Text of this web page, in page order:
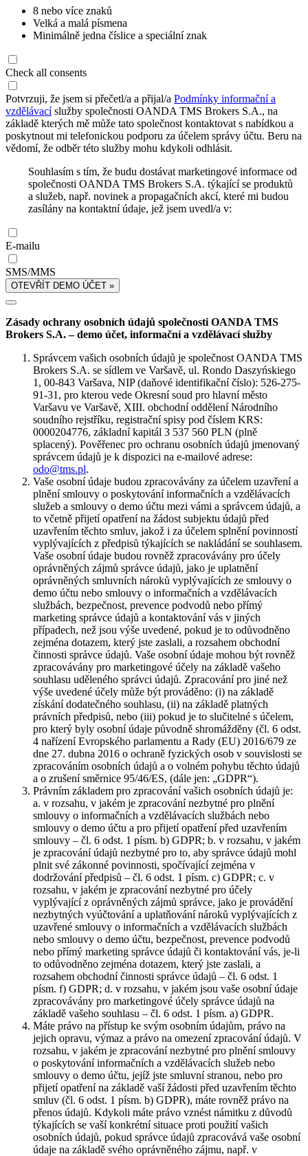
8 nebo více znaků
Velká a malá písmena
Minimálně jedna číslice a speciální znak
Check all consents
Potvrzuji, že jsem si přečetl/a a přijal/a Podmínky informační a
vzdělávacíslužby společnosti OANDA TMS Brokers S.A., na
základě kterých mě může tato společnost kontaktovat s nabídkou a
poskytnout mi telefonickou podporu za účelem správy účtu. Beru na
vědomí, že odběr této služby mohu kdykoli odhlásit.
Souhlasím s tím, že budu dostávat marketingové informace od
společnosti OANDA TMS Brokers S.A. týkající se produktů
a služeb, např. novinek a propagačních akcí, které mi budou
zasílány na kontaktní údaje, jež jsem uvedl/a v:
E-mailu
SMS/MMS
OTEVŘÍT DEMO ÚČET »
Zásady ochrany osobních údajů společnosti OANDA TMS
Brokers S.A. – demo účet, informační a vzdělávací služby
Správcem vašich osobních údajů je společnost OANDA TMS
Brokers S.A. se sídlem ve Varšavě, ul. Rondo Daszyńskiego
1, 00-843 Varšava, NIP (daňové identifikační číslo): 526-275-
91-31, pro kterou vede Okresní soud pro hlavní město
Varšavu ve Varšavě, XIII. obchodní oddělení Národního
soudního rejstříku, registrační spisy pod číslem KRS:
0000204776, základní kapitál 3 537 560 PLN (plně
splacený). Pověřenec pro ochranu osobních údajů jmenovaný
správcem údajů je k dispozici na e-mailové adrese:
odo@tms.pl.
Vaše osobní údaje budou zpracovávány za účelem uzavření a
plnění smlouvy o poskytování informačních a vzdělávacích
služeb a smlouvy o demo účtu mezi vámi a správcem údajů, a
to včetně přijetí opatření na žádost subjektu údajů před
uzavřením těchto smluv, jakož i za účelem splnění povinností
vyplývajících z předpisů týkajících se nakládání se souhlasem.
Vaše osobní údaje budou rovněž zpracovávány pro účely
oprávněných zájmů správce údajů, jako je uplatnění
oprávněných smluvních nároků vyplývajících ze smlouvy o
demo účtu nebo smlouvy o informačních a vzdělávacích
službách, bezpečnost, prevence podvodů nebo přímý
marketing správce údajů a kontaktování vás v jiných
případech, než jsou výše uvedené, pokud je to odůvodněno
zejména dotazem, který jste zaslali, a rozsahem obchodní
činnosti správce údajů. Vaše osobní údaje mohou být rovněž
zpracovávány pro marketingové účely na základě vašeho
souhlasu uděleného správci údajů. Zpracování pro jiné než
výše uvedené účely může být prováděno: (i) na základě
získání dodatečného souhlasu, (ii) na základě platných
právních předpisů, nebo (iii) pokud je to slučitelné s účelem,
pro který byly osobní údaje původně shromážděny (čl. 6 odst.
4 nařízení Evropského parlamentu a Rady (EU) 2016/679 ze
dne 27. dubna 2016 o ochraně fyzických osob v souvislosti se
zpracováním osobních údajů a o volném pohybu těchto údajů
a o zrušení směrnice 95/46/ES, (dále jen: „GDPR“).
Právním základem pro zpracování vašich osobních údajů je:
a. v rozsahu, v jakém je zpracování nezbytné pro plnění
smlouvy o informačních a vzdělávacích službách nebo
smlouvy o demo účtu a pro přijetí opatření před uzavřením
smlouvy – čl. 6 odst. 1 písm. b) GDPR; b. v rozsahu, v jakém
je zpracování údajů nezbytné pro to, aby správce údajů mohl
plnit své zákonné povinnosti, spočívající zejména v
dodržování předpisů – čl. 6 odst. 1 písm. c) GDPR; c. v
rozsahu, v jakém je zpracování nezbytné pro účely
vyplývající z oprávněných zájmů správce, jako je provádění
nezbytných vyúčtování a uplatňování nároků vyplývajících z
uzavřené smlouvy o informačních a vzdělávacích službách
nebo smlouvy o demo účtu, bezpečnost, prevence podvodů
nebo přímý marketing správce údajů či kontaktování vás, je-li
to odůvodněno zejména dotazem, který jste zaslali, a
rozsahem obchodní činnosti správce údajů – čl. 6 odst. 1
písm. f) GDPR; d. v rozsahu, v jakém jsou vaše osobní údaje
zpracovávány pro marketingové účely správce údajů na
základě vašeho souhlasu – čl. 6 odst. 1 písm. a) GDPR.
Máte právo na přístup ke svým osobním údajům, právo na
jejich opravu, výmaz a právo na omezení zpracování údajů. V
rozsahu, v jakém je zpracování nezbytné pro plnění smlouvy
o poskytování informačních a vzdělávacích služeb nebo
smlouvy o demo účtu, jejíž jste smluvní stranou, nebo pro
přijetí opatření na základě vaší žádosti před uzavřením těchto
smluv (čl. 6 odst. 1 písm. b) GDPR), máte rovněž právo na
přenos údajů. Kdykoli máte právo vznést námitku z důvodů
týkajících se vaší konkrétní situace proti použití vašich
osobních údajů, pokud správce údajů zpracovává vaše osobní
údaje na základě svého oprávněného zájmu, např. v